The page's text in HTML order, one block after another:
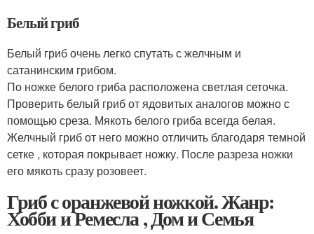
Белый гриб
Белый гриб очень легко спутать с желчным и
сатанинским грибом.
По ножке белого гриба расположена светлая сеточка.
Проверить белый гриб от ядовитых аналогов можно с
помощью среза. Мякоть белого гриба всегда белая.
Желчный гриб от него можно отличить благодаря темной
сетке , которая покрывает ножку. После разреза ножки
его мякоть сразу розовеет.
Гриб с оранжевой ножкой. Жанр:
Хобби и Ремесла , Дом и Семья